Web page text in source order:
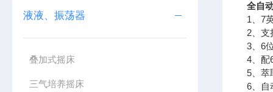
液液、振荡器
叠加式摇床
三气培养摇床
全自
1、7
2、支
3、6
4、配
5、萃
6、自